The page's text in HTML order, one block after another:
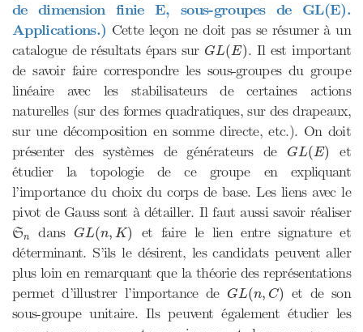
de dimension finie E, sous-groupes de GL(E).
Applications.) Cette leçon ne doit pas se résumer à un
catalogue de résultats épars sur GL(E)
GL ( E). Il est important
de savoir faire correspondre les sous-groupes du groupe
linéaire avec les stabilisateurs de certaines actions
naturelles (sur des formes quadratiques, sur des drapeaux,
sur une décomposition en somme directe, etc.). On doit
présenter des systèmes de générateurs de
GL(E)
GL (E)
et
étudier la topologie de ce groupe en expliquant
l’importance du choix du corps de base. Les liens avec le
pivot de Gauss sont à détailler. Il faut aussi savoir réaliser
Sn
Sn dans GL(n, K)
GL (n K)
et faire le lien entre signature et
déterminant. S’ils le désirent, les candidats peuvent aller
plus loin en remarquant que la théorie des représentations
permet d’illustrer l’importance de GL(n, C)
GL (n C)
et de son
sous-groupe unitaire. Ils peuvent également étudier les